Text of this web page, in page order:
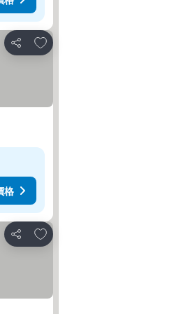
分享
放到收藏夾
格
分享
放到收藏夾